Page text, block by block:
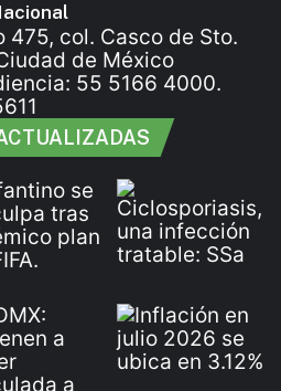
475, col. Casco de Sto.
de México
55 5166 4000.